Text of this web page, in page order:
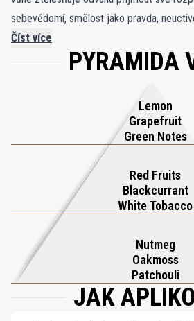
sebevědomí, smělost jako pravda,
součást kolekce Ivy Collection, You’re So
kreativní odvahu, přináší nečekané zvraty
vytvářející jiskřivý, pikantní otvor, který
vzrušujícím dojmem. Srdce odhaluje
rybíz, šťavnatý i stínovaný, obalený
fascinující nuancí bílého tabáku. Výsledek
mnohostranný – svěžest se setkává s
napětí. Jak se vůně usazuje, dubový
oříšek tvoří chypre-kořeněný základ,
zemitou sofistikovaností a sebevědomou,
Živá, charismatická a vzdorovitě moderní,
naleštěná marnivost – určená pro ty, kteří
Číst více
PYRAMIDA
Lemon
Grapefruit
Green Notes
Red Fruits
Blackcurrant
White Tobacco
Nutmeg
Oakmoss
Patchouli
JAK